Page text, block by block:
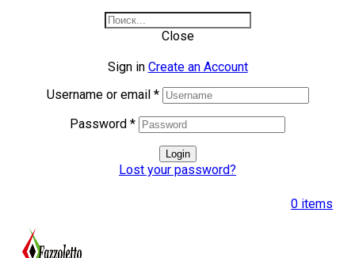
Close
Sign in Create an Account
Username or email *
Password *
Login
Lost your password?
0 items